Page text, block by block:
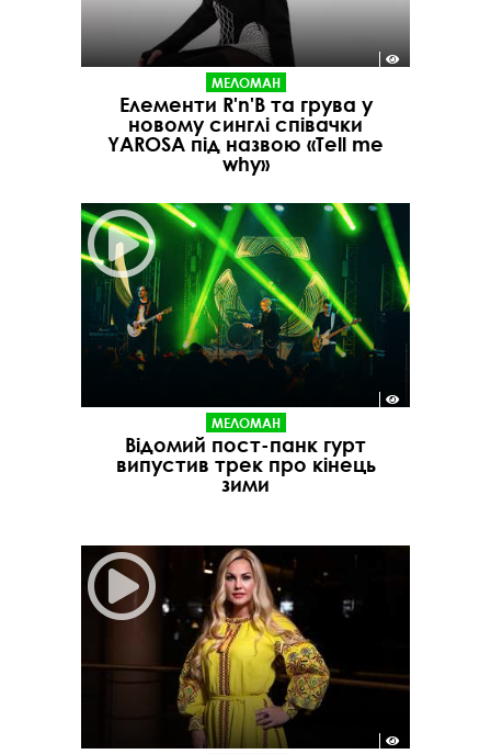
МЕЛОМАН
Елементи R'n'B та грува у
новому синглі співачки
YAROSA під назвою «Tell me
why»
МЕЛОМАН
Відомий пост-панк гурт
випустив трек про кінець
зими